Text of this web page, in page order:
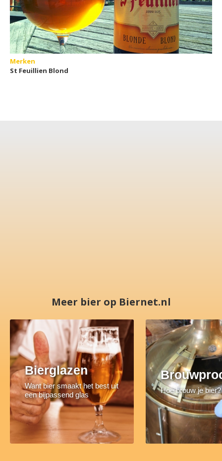
Merken
St Feuillien Blond
Meer bier op Biernet.nl
Bierglazen
Want bier smaakt het best uit
een bijpassend glas
Hoe brouw je bier?